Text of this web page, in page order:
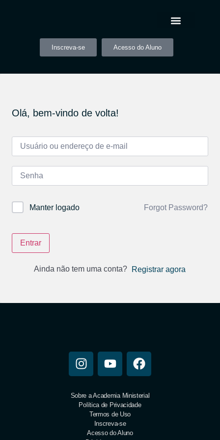
Inscreva-se Acesso do Aluno
Olá, bem-vindo de volta!
Manter logado Forgot Password?
Entrar
Ainda não tem uma conta? Registrar agora
Sobre a Academia Ministerial
Política de Privacidade
Termos de Uso
Inscreva-se
Acesso do Aluno